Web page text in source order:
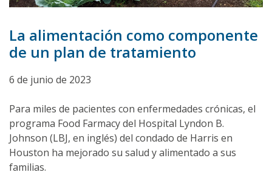
La alimentación como componente
de un plan de tratamiento
6 de junio de 2023
Para miles de pacientes con enfermedades crónicas, el
programa Food Farmacy del Hospital Lyndon B.
Johnson (LBJ, en inglés) del condado de Harris en
Houston ha mejorado su salud y alimentado a sus
familias.